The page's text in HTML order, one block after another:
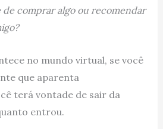
de comprar algo ou recomendar
no mundo virtual, se você
que aparenta
terá vontade de sair da
entrou.